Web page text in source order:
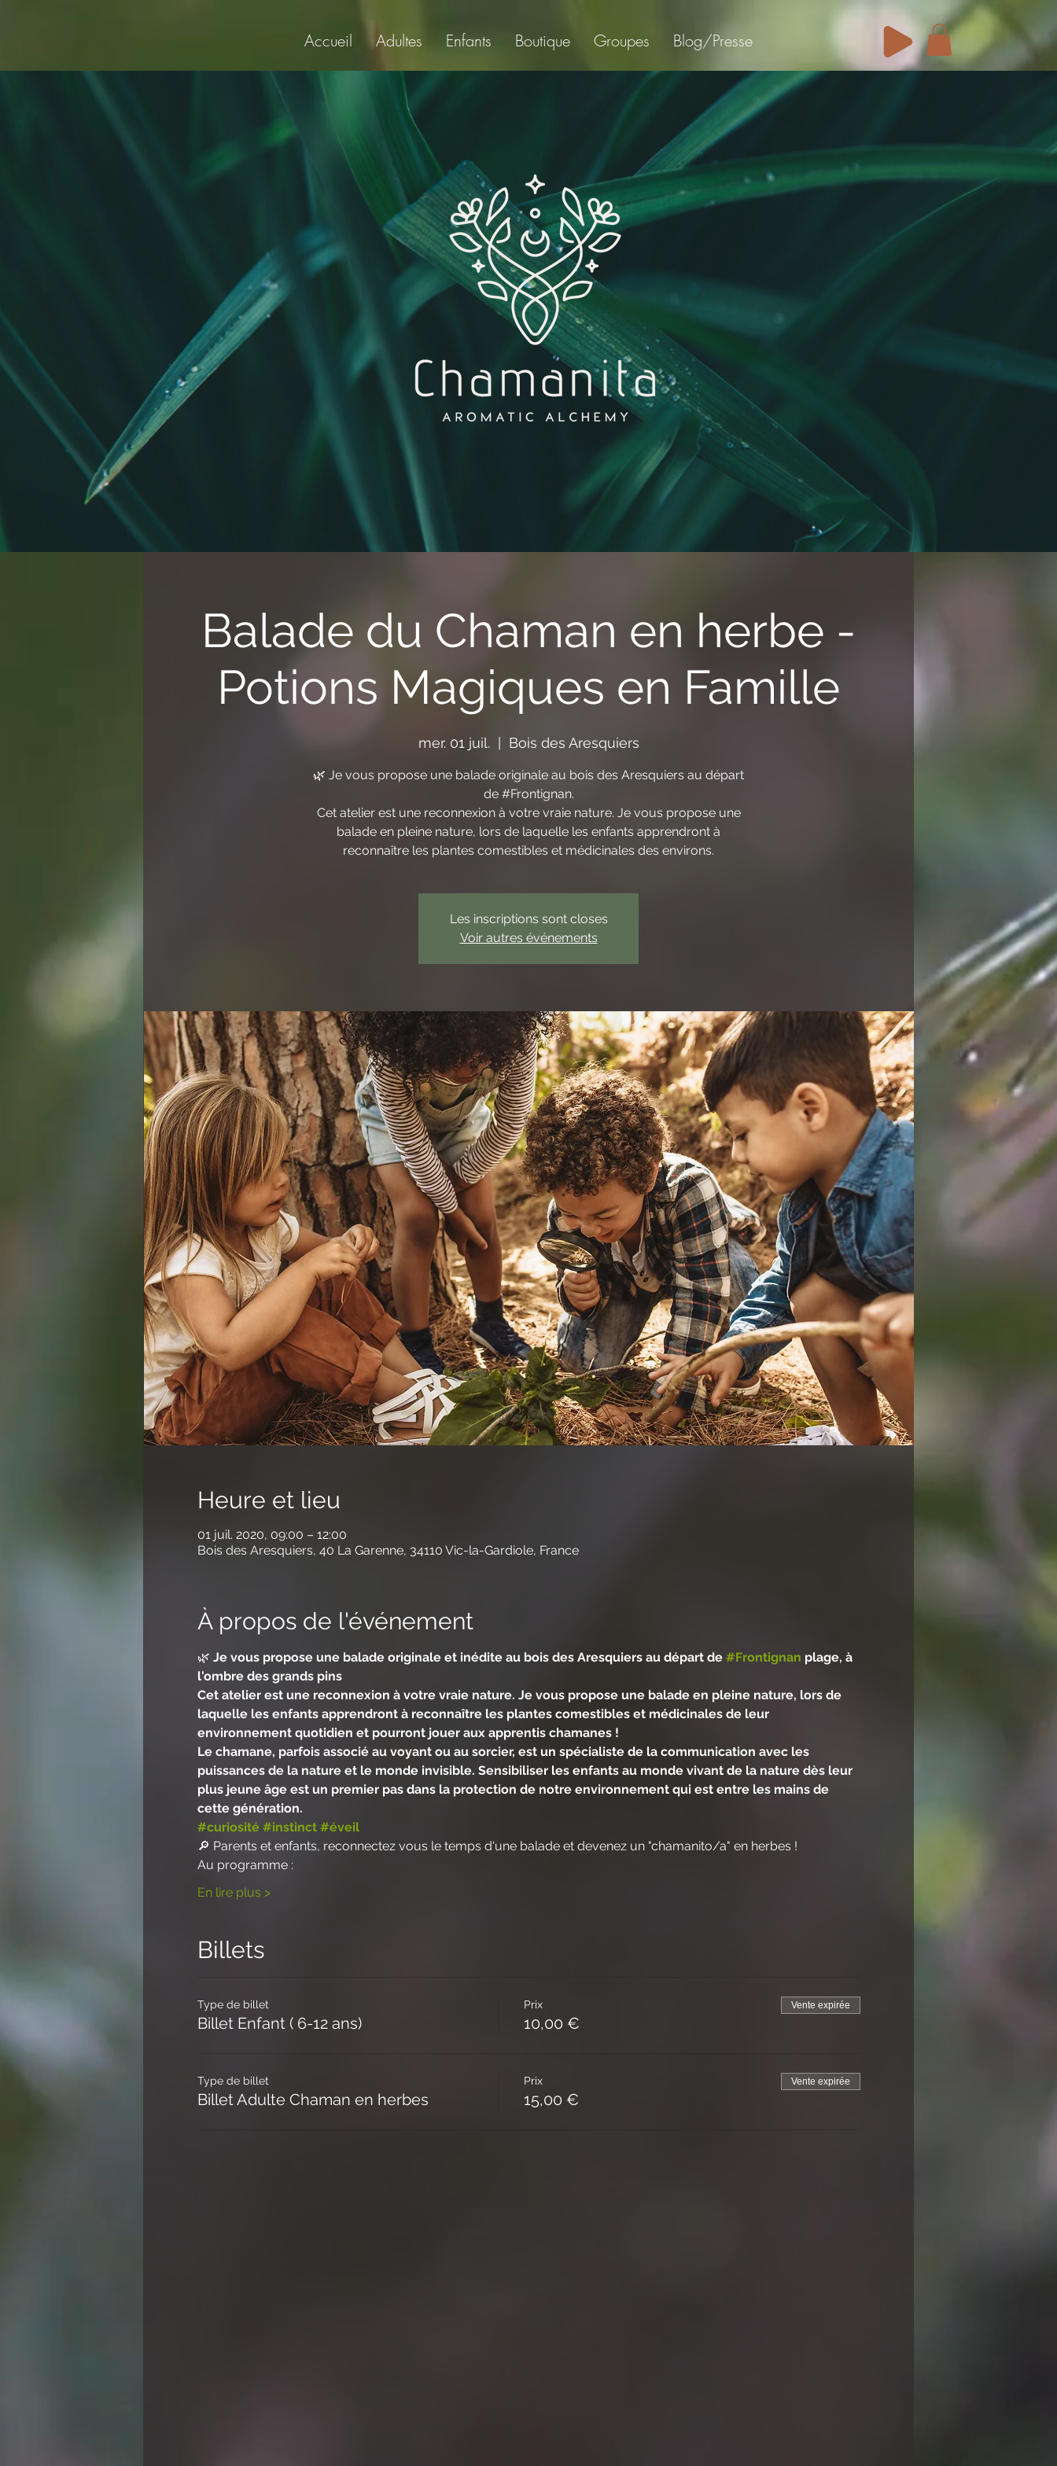
Accueil Adultes Enfants Boutique Groupes Blog/Presse
Balade du Chaman en herbe -
Potions Magiques en Famille
mer. 01 juil.
  |
Bois des Aresquiers
🌿 Je vous propose une balade originale au bois des Aresquiers au départ
de #Frontignan.
Cet atelier est une reconnexion à votre vraie nature. Je vous propose une
balade en pleine nature, lors de laquelle les enfants apprendront à
reconnaître les plantes comestibles et médicinales des environs.
Les inscriptions sont closes
Voir autres événements
Heure et lieu
01 juil. 2020, 09:00 – 12:00
Bois des Aresquiers, 40 La Garenne, 34110 Vic-la-Gardiole, France
À propos de l'événement
🌿 Je vous propose une balade originale et inédite au bois des Aresquiers au départ de #Frontignan plage, à
l'ombre des grands pins
Cet atelier est une reconnexion à votre vraie nature. Je vous propose une balade en pleine nature, lors de
laquelle les enfants apprendront à reconnaître les plantes comestibles et médicinales de leur
environnement quotidien et pourront jouer aux apprentis chamanes !
Le chamane, parfois associé au voyant ou au sorcier, est un spécialiste de la communication avec les
puissances de la nature et le monde invisible. Sensibiliser les enfants au monde vivant de la nature dès leur
plus jeune âge est un premier pas dans la protection de notre environnement qui est entre les mains de
cette génération.
#curiosité #instinct #éveil
🔎 Parents et enfants, reconnectez vous le temps d'une balade et devenez un "chamanito/a" en herbes !
Au programme :
En lire plus >
Billets
Type de billet
Billet Enfant ( 6-12 ans)
Prix
10,00 €
Vente expirée
Type de billet
Billet Adulte Chaman en herbes
Prix
15,00 €
Vente expirée